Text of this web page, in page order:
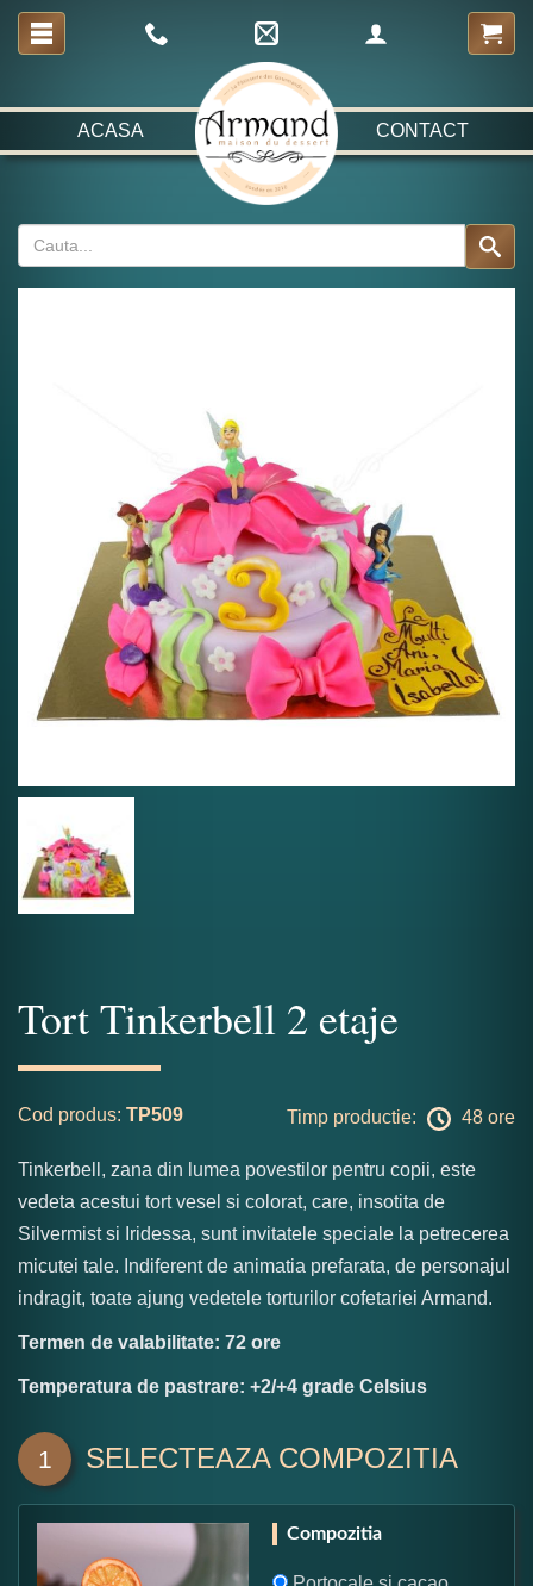
ACASA CONTACT
Tort Tinkerbell 2 etaje
Cod produs: TP509 Timp productie: 48 ore
Tinkerbell, zana din lumea povestilor pentru copii, este
vedeta acestui tort vesel si colorat, care, insotita de
Silvermist si Iridessa, sunt invitatele speciale la petrecerea
micutei tale. Indiferent de animatia prefarata, de personajul
indragit, toate ajung vedetele torturilor cofetariei Armand.
Termen de valabilitate: 72 ore
Temperatura de pastrare: +2/+4 grade Celsius
1 SELECTEAZA COMPOZITIA
Compozitia